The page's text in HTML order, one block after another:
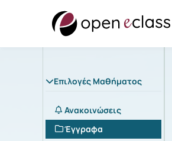
Επιλογές Μαθήματος
Ανακοινώσεις
Έγγραφα